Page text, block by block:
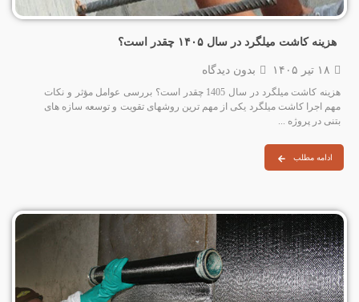
هزینه کاشت میلگرد در سال ۱۴۰۵ چقدر است؟
۱۸ تیر ۱۴۰۵ بدون دیدگاه
هزینه کاشت میلگرد در سال 1405 چقدر است؟ بررسی عوامل مؤثر و نکات
مهم اجرا کاشت میلگرد یکی از مهم‌ ترین روشهای تقویت و توسعه سازه‌ های
بتنی در پروژه‌ ...
ادامه مطلب